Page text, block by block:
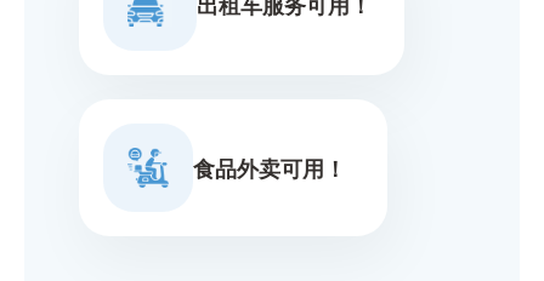
食品外卖可用！